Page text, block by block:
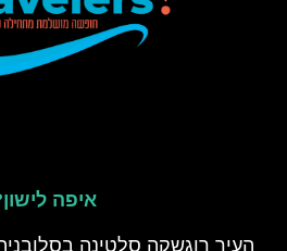
איפה
העיר רוגשקה סלטינה